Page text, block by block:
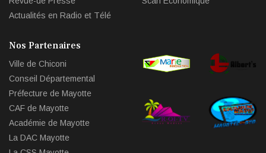
Actualités en Radio et Télé
Nos Partenaires
Ville de Chiconi
Conseil Départemental
Préfecture de Mayotte
CAF de Mayotte
Académie de Mayotte
La DAC Mayotte